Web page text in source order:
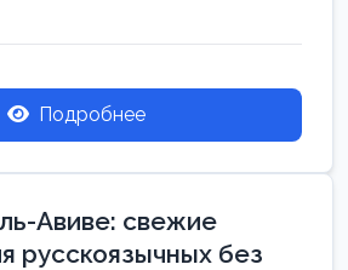
на мебельном производстве:
Подробнее
Авиве: свежие
русскоязычных без